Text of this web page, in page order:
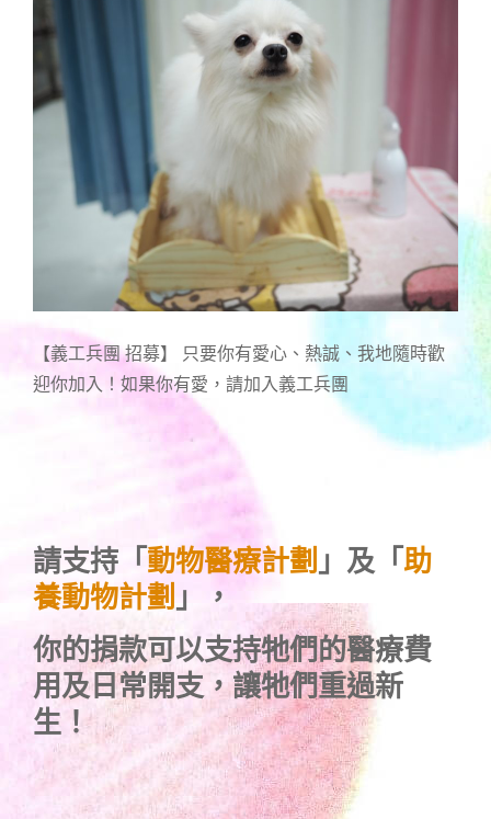
【義工兵團 招募】 只要你有愛心、熱誠、我地隨時歡
迎你加入！如果你有愛，請加入義工兵團
請支持「 動物醫療計劃 」及「 助
養動物計劃 」，
你的捐款可以支持牠們的醫療費
用及日常開支，讓牠們重過新
生！